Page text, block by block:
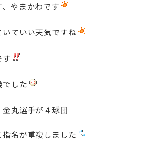
やまかわです
ていい天気ですね
す
した
丸選手が４球団
名が重複しました